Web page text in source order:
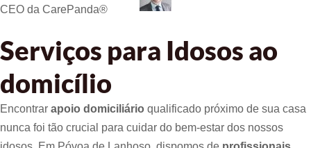
CEO da CarePanda®
Serviços para Idosos ao
domicílio
Encontrar apoio domiciliário qualificado próximo de sua casa
nunca foi tão crucial para cuidar do bem-estar dos nossos